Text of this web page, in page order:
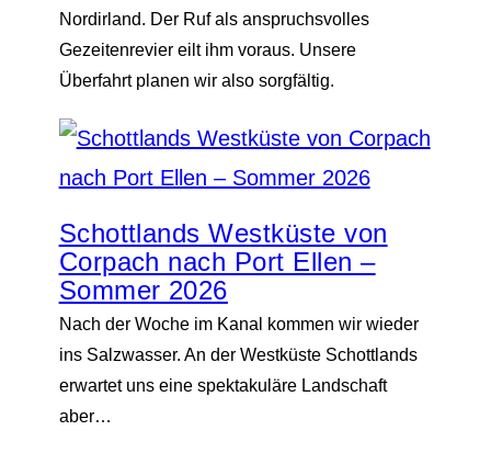
Nordirland. Der Ruf als anspruchsvolles
Gezeitenrevier eilt ihm voraus. Unsere
Überfahrt planen wir also sorgfältig.
Schottlands Westküste von
Corpach nach Port Ellen –
Sommer 2026
Nach der Woche im Kanal kommen wir wieder
ins Salzwasser. An der Westküste Schottlands
erwartet uns eine spektakuläre Landschaft
aber…